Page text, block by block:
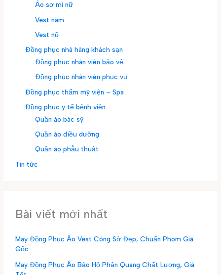
Áo sơ mi nữ
Vest nam
Vest nữ
Đồng phục nhà hàng khách sạn
Đồng phục nhân viên bảo vệ
Đồng phục nhân viên phục vụ
Đồng phục thẩm mỹ viện – Spa
Đồng phục y tế bệnh viện
Quần áo bác sỹ
Quần áo điều dưỡng
Quần áo phẫu thuật
Tin tức
Bài viết mới nhất
May Đồng Phục Áo Vest Công Sở Đẹp, Chuẩn Phom Giá
Gốc
May Đồng Phục Áo Bảo Hộ Phản Quang Chất Lượng, Giá